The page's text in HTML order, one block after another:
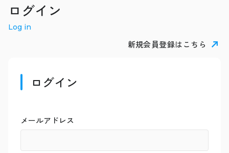
ログイン
Log in
新規会員登録はこちら
ログイン
メールアドレス